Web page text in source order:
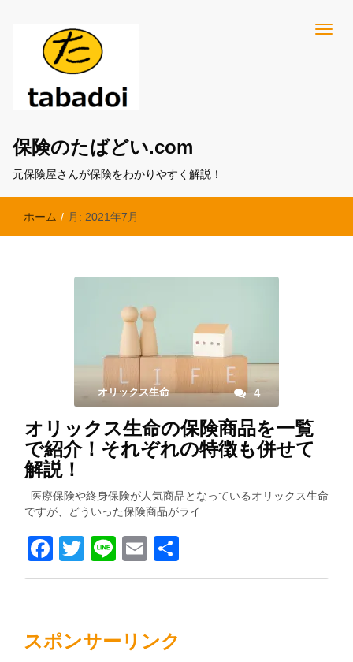
保険のたばどい.com
元保険屋さんが保険をわかりやすく解説！
ホーム / 月: 2021年7月
オリックス生命 4
オリックス生命の保険商品を一覧
で紹介！それぞれの特徴も併せて
解説！
医療保険や終身保険が人気商品となっているオリックス生命
ですが、どういった保険商品がライ …
Facebook
Twitter
LineEmail
有
スポンサーリンク